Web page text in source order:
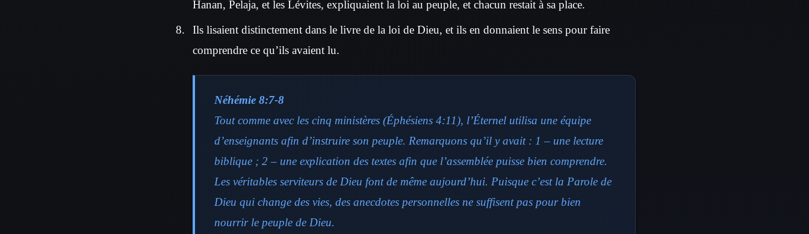
Hanan, Pelaja, et les Lévites, expliquaient la loi au peuple, et chacun restait à sa place.
Ils lisaient distinctement dans le livre de la loi de Dieu, et ils en donnaient le sens pour faire
comprendre ce qu’ils avaient lu.
Néhémie 8:7-8
Tout comme avec les cinq ministères (Éphésiens 4:11), l’Éternel utilisa une équipe
d’enseignants afin d’instruire son peuple. Remarquons qu’il y avait : 1 – une lecture
biblique ; 2 – une explication des textes afin que l’assemblée puisse bien comprendre.
Les véritables serviteurs de Dieu font de même aujourd’hui. Puisque c’est la Parole de
Dieu qui change des vies, des anecdotes personnelles ne suffisent pas pour bien
nourrir le peuple de Dieu.